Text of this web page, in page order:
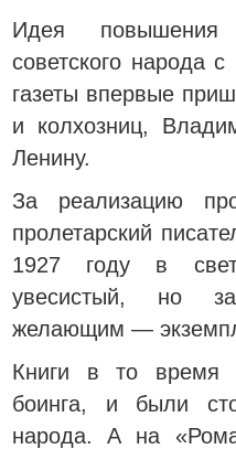
Идея повышения
советского народа
газеты впервые
и колхозниц,
Ленину.
За реализацию
пролетарский
1927 году в
увесистый, но
желающим —
Книги в то время
боинга, и были
народа. А на